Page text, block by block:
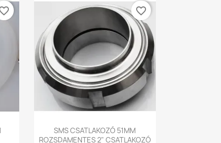
Előnézet
SMS CSATLAKOZÓ 51MM
ROZSDAMENTES 2" CSATLAKOZÓ
favorite_border